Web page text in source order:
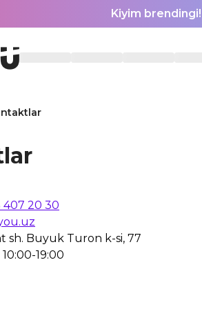
Kiyim brendingi!
407 20 30
sh. Buyuk Turon k-si, 77
19:00